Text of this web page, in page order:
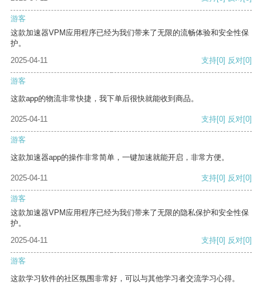
游客
这款加速器VPM应用程序已经为我们带来了无限的流畅体验和安全性保
护。
2025-04-11
支持[0] 反对[0]
游客
这款app的物流非常快捷，我下单后很快就能收到商品。
2025-04-11 支持[0] 反对[0]
游客
这款加速器app的操作非常简单，一键加速就能开启，非常方便。
2025-04-11 支持[0] 反对[0]
游客
这款加速器VPM应用程序已经为我们带来了无限的隐私保护和安全性保
护。
2025-04-11
支持[0] 反对[0]
游客
这款学习软件的社区氛围非常好，可以与其他学习者交流学习心得。